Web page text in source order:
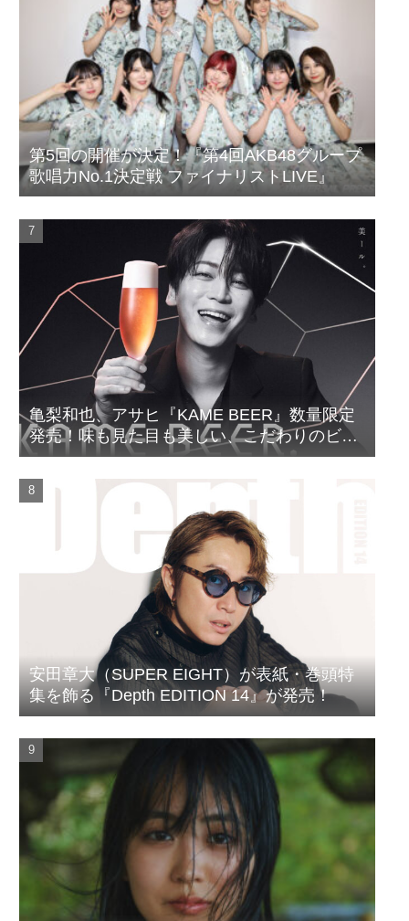
第5回の開催が決定！『第4回AKB48グループ
歌唱力No.1決定戦 ファイナリストLIVE』
亀梨和也、アサヒ『KAME BEER』数量限定
発売！味も見た目も美しい、こだわりのビー
ルがついに完成
安田章大（SUPER EIGHT）が表紙・巻頭特
集を飾る『Depth EDITION 14』が発売！